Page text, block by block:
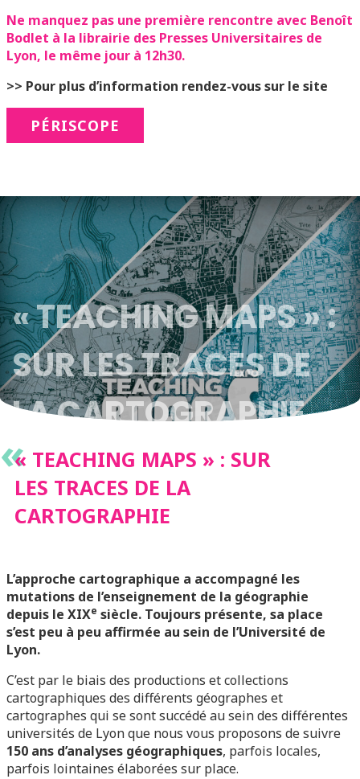
Ne manquez pas une première rencontre avec Benoît
Bodlet à la librairie des Presses Universitaires de
Lyon, le même jour à 12h30.
>> Pour plus d’information rendez-vous sur le site
PÉRISCOPE
« TEACHING MAPS » :
SUR LES TRACES DE
LA CARTOGRAPHIE
«« TEACHING MAPS » : SUR
LES TRACES DE LA
CARTOGRAPHIE
L’approche cartographique a accompagné les
mutations de l’enseignement de la géographie
depuis le XIXe siècle. Toujours présente, sa place
s’est peu à peu affirmée au sein de l’Université de
Lyon.
C’est par le biais des productions et collections
cartographiques des différents géographes et
cartographes qui se sont succédé au sein des différentes
universités de Lyon que nous vous proposons de suivre
150 ans d’analyses géographiques, parfois locales,
parfois lointaines élaborées sur place.